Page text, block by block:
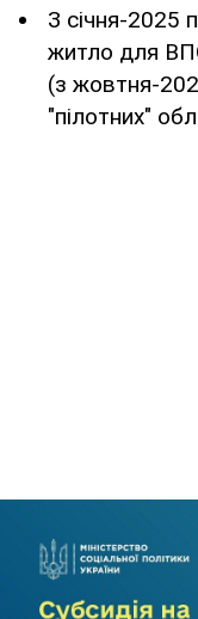
З січня-2025
житло для
(з жовтня-
"пілотних"